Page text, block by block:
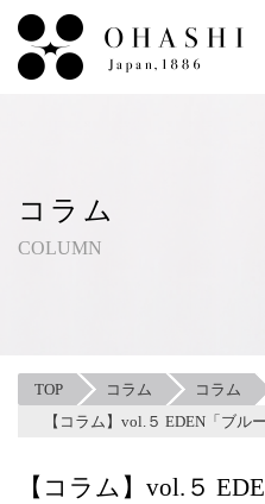
コラム
COLUMN
TOP コラム
コラム
【コラム】vol.５ EDEN「ブル
【コラム】vol.５